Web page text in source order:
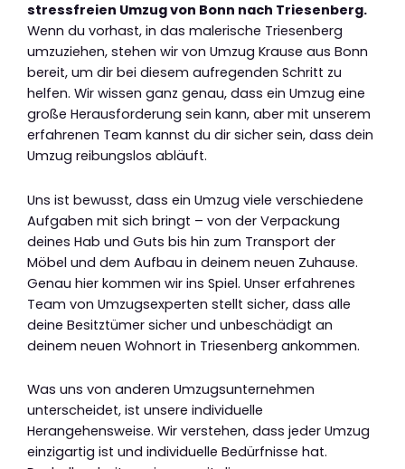
stressfreien Umzug von Bonn nach Triesenberg.
Wenn du vorhast, in das malerische Triesenberg
umzuziehen, stehen wir von Umzug Krause aus Bonn
bereit, um dir bei diesem aufregenden Schritt zu
helfen. Wir wissen ganz genau, dass ein Umzug eine
große Herausforderung sein kann, aber mit unserem
erfahrenen Team kannst du dir sicher sein, dass dein
Umzug reibungslos abläuft.
Uns ist bewusst, dass ein Umzug viele verschiedene
Aufgaben mit sich bringt – von der Verpackung
deines Hab und Guts bis hin zum Transport der
Möbel und dem Aufbau in deinem neuen Zuhause.
Genau hier kommen wir ins Spiel. Unser erfahrenes
Team von Umzugsexperten stellt sicher, dass alle
deine Besitztümer sicher und unbeschädigt an
deinem neuen Wohnort in Triesenberg ankommen.
Was uns von anderen Umzugsunternehmen
unterscheidet, ist unsere individuelle
Herangehensweise. Wir verstehen, dass jeder Umzug
einzigartig ist und individuelle Bedürfnisse hat.